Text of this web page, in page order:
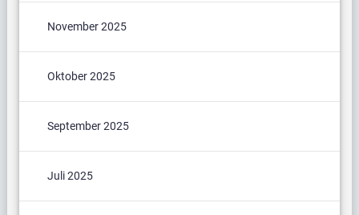
November 2025
Oktober 2025
September 2025
Juli 2025